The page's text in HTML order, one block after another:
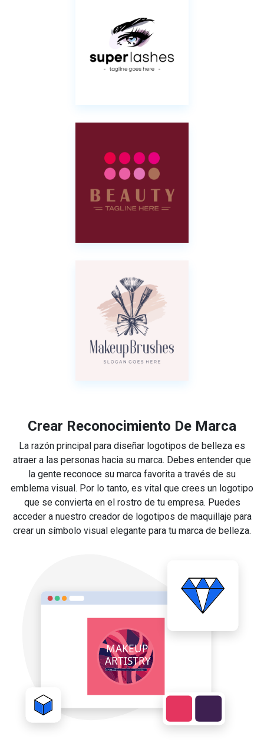
Crear Reconocimiento De Marca
La razón principal para diseñar logotipos de belleza es
atraer a las personas hacia su marca. Debes entender que
la gente reconoce su marca favorita a través de su
emblema visual. Por lo tanto, es vital que crees un logotipo
que se convierta en el rostro de tu empresa. Puedes
acceder a nuestro creador de logotipos de maquillaje para
crear un símbolo visual elegante para tu marca de belleza.